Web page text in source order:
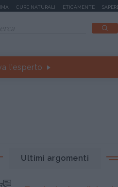
CURE NATURALI ETICAMENTE
l'esperto
Ultimi argomenti